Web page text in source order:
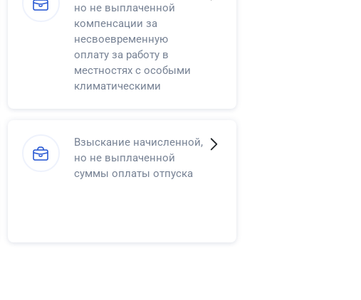
но не выплаченной
компенсации за
несвоевременную
оплату за работу в
местностях с особыми
климатическими
Взыскание начисленной,
но не выплаченной
суммы оплаты отпуска